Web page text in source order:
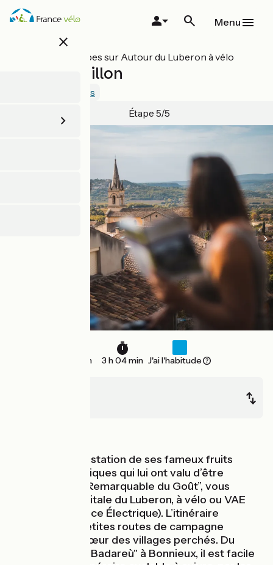
Aller
au
close
Menu
Toutes les étapes sur Autour du Luberon à vélo
Apt / Cavaillon
Voir 1 avis
Étape 5/5
46 km 3 h 04 min J'ai l'habitude
Après une dégustation de ses fameux fruits
confits énergétiques qui lui ont valu d’être
labellisée “Site Remarquable du Goût”, vous
quittez Apt, capitale du Luberon, à vélo ou VAE
(Vélo à Assistance Électrique). L’itinéraire
emprunte de petites routes de campagne
desservant le cœur des villages perchés. Du
Belvédère "Lou Badareù" à Bonnieux, il est facile